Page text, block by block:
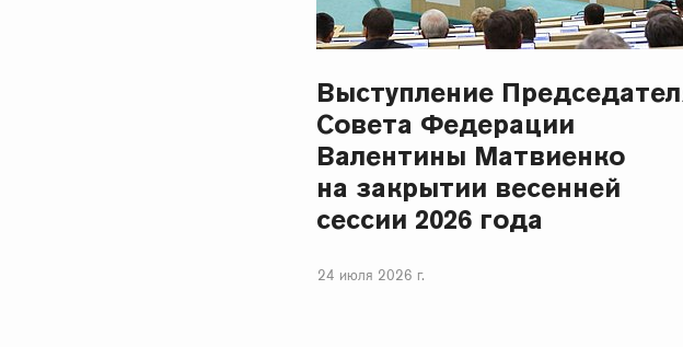
Выступление
Совета Федерации
Валентины Матвиенко
на закрытии весенней
сессии 2026 года
24 июля 2026 г.